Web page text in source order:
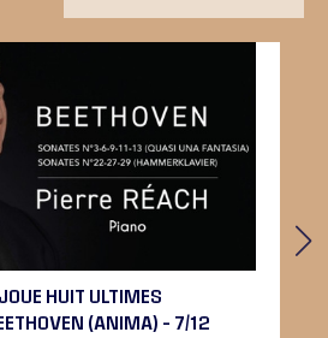
HUIT ULTIMES
(ANIMA) – 7/12